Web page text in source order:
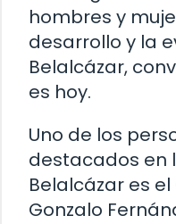
hombres y
desarrollo y la
Belalcázar,
es hoy.
Uno de los
destacados en
Belalcázar es
Gonzalo